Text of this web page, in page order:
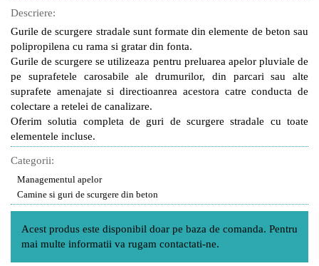
Descriere:
Gurile de scurgere stradale sunt formate din elemente de beton sau
polipropilena cu rama si gratar din fonta.
Gurile de scurgere se utilizeaza pentru preluarea apelor pluviale de
pe suprafetele carosabile ale drumurilor, din parcari sau alte
suprafete amenajate si directioanrea acestora catre conducta de
colectare a retelei de canalizare.
Oferim solutia completa de guri de scurgere stradale cu toate
elementele incluse.
Categorii:
Managementul apelor
Camine si guri de scurgere din beton
Acest produs este disponibil doar pe baza de comanda. Pentru
mai multe informatii va rugam contactati-ne.